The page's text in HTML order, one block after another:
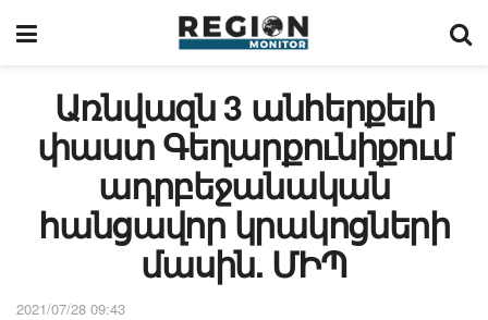
Առնվազն 3 անհերքելի
փաստ Գեղարքունիքում
ադրբեջանական
հանցավոր կրակոցների
մասին. ՄԻՊ
2021/07/28 09:43